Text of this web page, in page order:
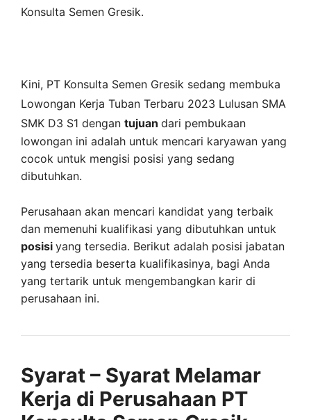
Konsulta Semen Gresik.
Kini, PT Konsulta Semen Gresik sedang membuka
Lowongan Kerja Tuban Terbaru 2023 Lulusan SMA
SMK D3 S1 dengan tujuan dari pembukaan
lowongan ini adalah untuk mencari karyawan yang
cocok untuk mengisi posisi yang sedang
dibutuhkan.
Perusahaan akan mencari kandidat yang terbaik
dan memenuhi kualifikasi yang dibutuhkan untuk
posisi yang tersedia. Berikut adalah posisi jabatan
yang tersedia beserta kualifikasinya, bagi Anda
yang tertarik untuk mengembangkan karir di
perusahaan ini.
Syarat – Syarat Melamar
Kerja di Perusahaan PT